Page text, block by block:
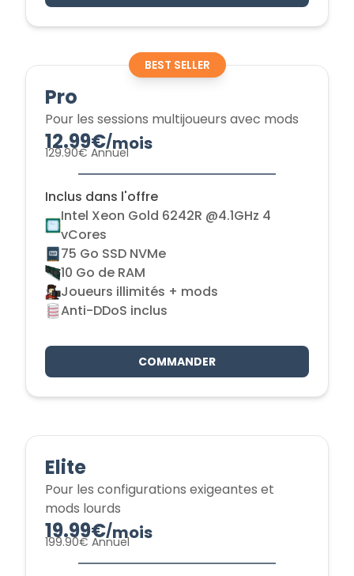
BEST SELLER
Pro
Pour les sessions multijoueurs avec mods
12.99€/mois
129.90€ Annuel
Inclus dans l'offre
Intel Xeon Gold 6242R @4.1GHz 4
vCores
75 Go SSD NVMe
10 Go de RAM
Joueurs illimités + mods
Anti-DDoS inclus
COMMANDER
Elite
Pour les configurations exigeantes et
mods lourds
19.99€/mois
199.90€ Annuel